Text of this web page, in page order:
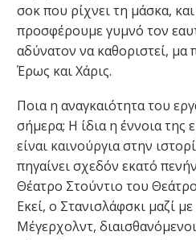
σοκ που ρίχνει τη μάσκα,
προσφέρουμε γυμνό τον
αδύνατον να καθοριστεί, μα
Έρως και Χάρις.
Ποια η αναγκαιότητα του
σήμερα; Η ίδια η έννοια της
είναι καινούργια στην
πηγαίνει σχεδόν εκατό
Θέατρο Στούντιο του
Εκεί, ο Στανισλάφσκι μαζί
Μέγερχολντ,